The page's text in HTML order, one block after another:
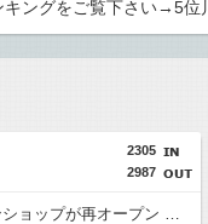
ングをご覧下さい→5位
2305
2987
【朗報】サンセイのオンラインショップが再オープン 「新7500Tシャツ」「BOX of GARO」「Wall of GARO」が追加されてるぞ